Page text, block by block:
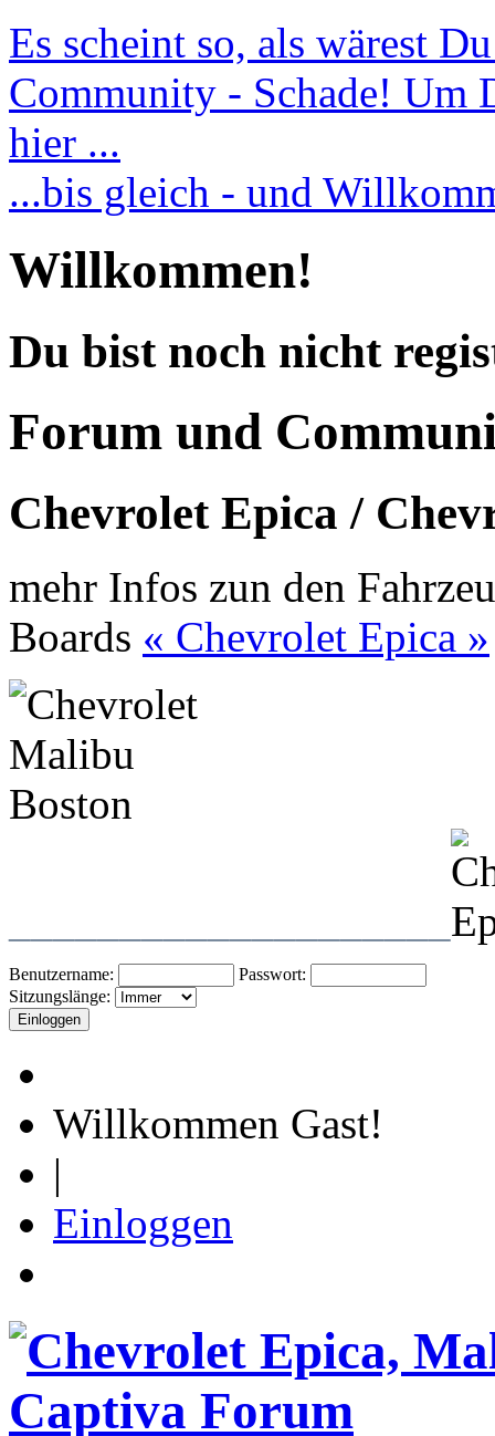
Es scheint so, als wärest
Community - Schade! Um
hier ...
...bis gleich - und
Willkommen!
Du bist noch nicht
Forum und
Chevrolet Epica /
mehr Infos zun den
Boards « Chevrolet Epica »
Benutzername:
Passwort:
Sitzungslänge:
Willkommen Gast!
|
Einloggen